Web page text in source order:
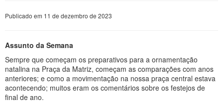
Publicado em 11 de dezembro de 2023
Assunto da Semana
Sempre que começam os preparativos para a ornamentação
natalina na Praça da Matriz, começam as comparações com anos
anteriores; e como a movimentação na nossa praça central estava
acontecendo; muitos eram os comentários sobre os festejos de
final de ano.